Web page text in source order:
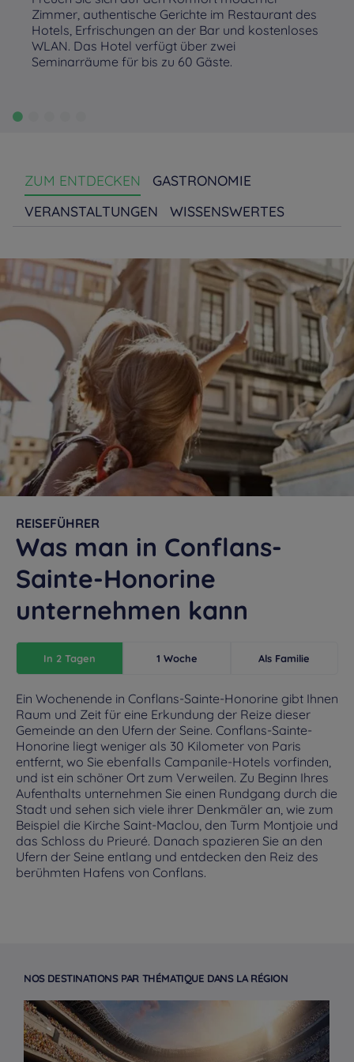
Zimmer, authentische Gerichte im Restaurant des
Hotels, Erfrischungen an der Bar und kostenloses
WLAN. Das Hotel verfügt über zwei
Seminarräume für bis zu 60 Gäste.
ZUM ENTDECKEN
GASTRONOMIE
VERANSTALTUNGEN
WISSENSWERTES
REISEFÜHRER
Was man in Conflans-
Sainte-Honorine
unternehmen kann
In 2 Tagen 1 Woche Als Familie
Ein Wochenende in Conflans-Sainte-Honorine gibt Ihnen
Raum und Zeit für eine Erkundung der Reize dieser
Gemeinde an den Ufern der Seine. Conflans-Sainte-
Honorine liegt weniger als 30 Kilometer von Paris
entfernt, wo Sie ebenfalls Campanile-Hotels vorfinden,
und ist ein schöner Ort zum Verweilen. Zu Beginn Ihres
Aufenthalts unternehmen Sie einen Rundgang durch die
Stadt und sehen sich viele ihrer Denkmäler an, wie zum
Beispiel die Kirche Saint-Maclou, den Turm Montjoie und
das Schloss du Prieuré. Danach spazieren Sie an den
Ufern der Seine entlang und entdecken den Reiz des
berühmten Hafens von Conflans.
NOS DESTINATIONS PAR THÉMATIQUE DANS LA RÉGION